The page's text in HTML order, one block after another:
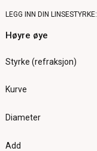
LEGG INN DIN LINSESTYRKE:
Høyre øye
Styrke (refraksjon)
Kurve
Diameter
Add